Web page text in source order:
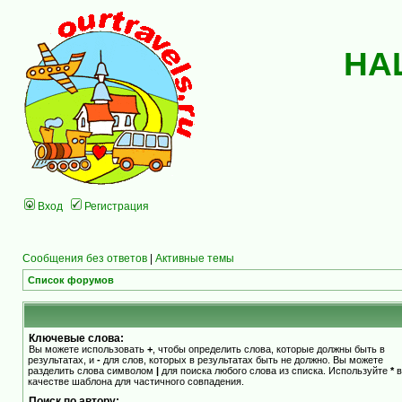
Вход Регистрация
Сообщения без ответов | Активные темы
Список форумов
Ключевые слова:
Вы можете использовать + , чтобы определить слова, которые должны быть в
результатах, и - для слов, которых в результатах быть не должно. Вы можете
разделить слова символом | для поиска любого слова из списка. Используйте *в
качестве шаблона для частичного совпадения.